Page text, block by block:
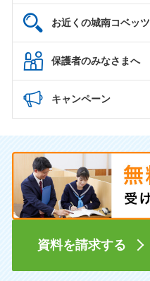
お近くの城南コベッツ
保護者のみなさまへ
キャンペーン
資料を請求する